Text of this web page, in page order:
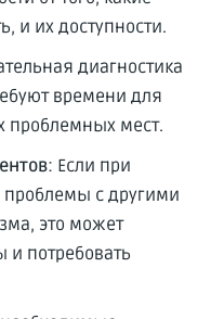
и их доступности.
диагностика
времени для
проблемных мест.
: Если при
с другими
это может
и потребовать